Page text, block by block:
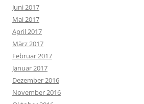
Juni 2017
Mai 2017
April 2017
März 2017
Februar 2017
Januar 2017
Dezember 2016
November 2016